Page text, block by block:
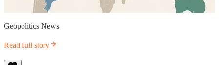
Geopolitics News
Read full story